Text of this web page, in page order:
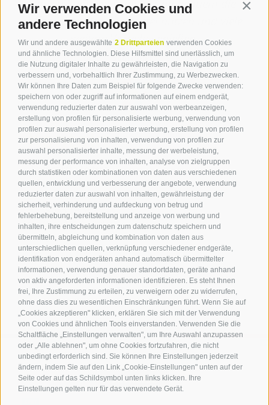
Wir verwenden Cookies und
andere Technologien
Wir und andere ausgewählte 2 Drittparteien verwenden Cookies
und ähnliche Technologien. Diese Hilfsmittel sind unerlässlich, um
die Nutzung digitaler Inhalte zu gewährleisten, die Navigation zu
verbessern und, vorbehaltlich Ihrer Zustimmung, zu Werbezwecken.
Wir können Ihre Daten zum Beispiel für folgende Zwecke verwenden:
speichern von oder zugriff auf informationen auf einem endgerät,
verwendung reduzierter daten zur auswahl von werbeanzeigen,
erstellung von profilen für personalisierte werbung, verwendung von
profilen zur auswahl personalisierter werbung, erstellung von profilen
zur personalisierung von inhalten, verwendung von profilen zur
auswahl personalisierter inhalte, messung der werbeleistung,
messung der performance von inhalten, analyse von zielgruppen
durch statistiken oder kombinationen von daten aus verschiedenen
quellen, entwicklung und verbesserung der angebote, verwendung
reduzierter daten zur auswahl von inhalten, gewährleistung der
sicherheit, verhinderung und aufdeckung von betrug und
fehlerbehebung, bereitstellung und anzeige von werbung und
inhalten, ihre entscheidungen zum datenschutz speichern und
übermitteln, abgleichung und kombination von daten aus
unterschiedlichen quellen, verknüpfung verschiedener endgeräte,
identifikation von endgeräten anhand automatisch übermittelter
informationen, verwendung genauer standortdaten, geräte anhand
von aktiv angeforderten informationen identifizieren. Es steht Ihnen
frei, Ihre Zustimmung zu erteilen, zu verweigern oder zu widerrufen,
ohne dass dies zu wesentlichen Einschränkungen führt. Wenn Sie auf
„Cookies akzeptieren" klicken, erklären Sie sich mit der Verwendung
von Cookies und ähnlichen Tools einverstanden. Verwenden Sie die
Schaltfläche „Einstellungen verwalten", um Ihre Auswahl anzupassen
oder „Alle ablehnen", um ohne Cookies fortzufahren, die nicht
unbedingt erforderlich sind. Sie können Ihre Einstellungen jederzeit
ändern, indem Sie auf den Link „Cookie-Einstellungen" unten auf der
Seite oder auf das Schildsymbol unten links klicken. Ihre
Einstellungen gelten nur für das verwendete Gerät.
durch Südtirol: Günstig und bequem die
öffenlichen Verkehrsmittel nutzen und viele
weitere Vorteile genießen.
weiterlesen
Kontakt
Tourist Info Leifers
Branzoll Pfatten
J.-F.-Kennedy-Str. 88
39055 Leifers
Tel.+39 0471 950 420
info@laives-leifers.it
ANREISE